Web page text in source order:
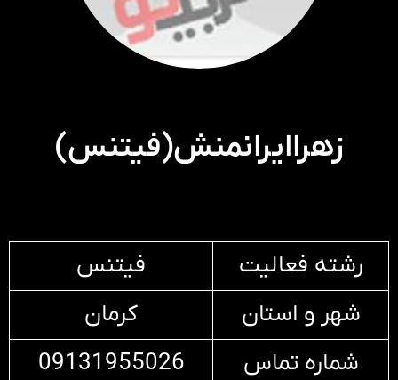
زهراایرانمنش(فیتنس)
رشته فعالیت
فیتنس
شهر و استان
کرمان
شماره تماس
09131955026